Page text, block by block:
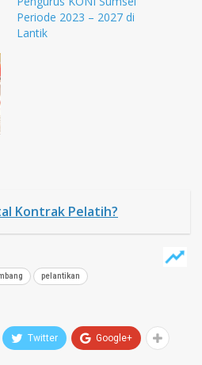
Periode 2023 – 2027 di
Lantik
Kontrak Pelatih?
pelantikan
Twitter Google+